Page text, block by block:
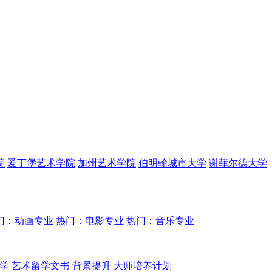
爱丁堡艺术学院 加州艺术学院 伯明翰城市大学 谢菲尔德大学
：动画专业 热门：电影专业 热门：音乐专业
艺术留学文书 背景提升 大师培养计划